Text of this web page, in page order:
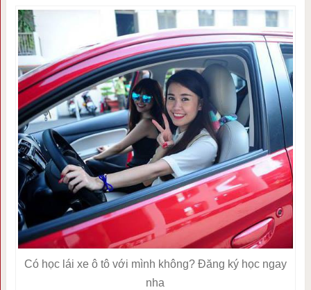
Có học lái xe ô tô với mình không? Đăng ký học ngay
nha